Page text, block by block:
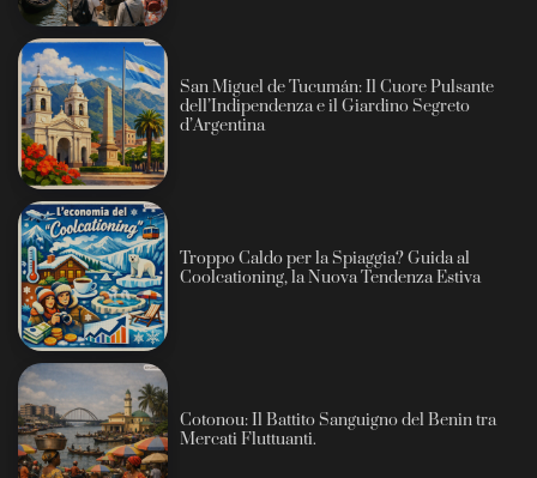
San Miguel de Tucumán: Il Cuore Pulsante
dell’Indipendenza e il Giardino Segreto
d’Argentina
Troppo Caldo per la Spiaggia? Guida al
Coolcationing, la Nuova Tendenza Estiva
Cotonou: Il Battito Sanguigno del Benin tra
Mercati Fluttuanti.